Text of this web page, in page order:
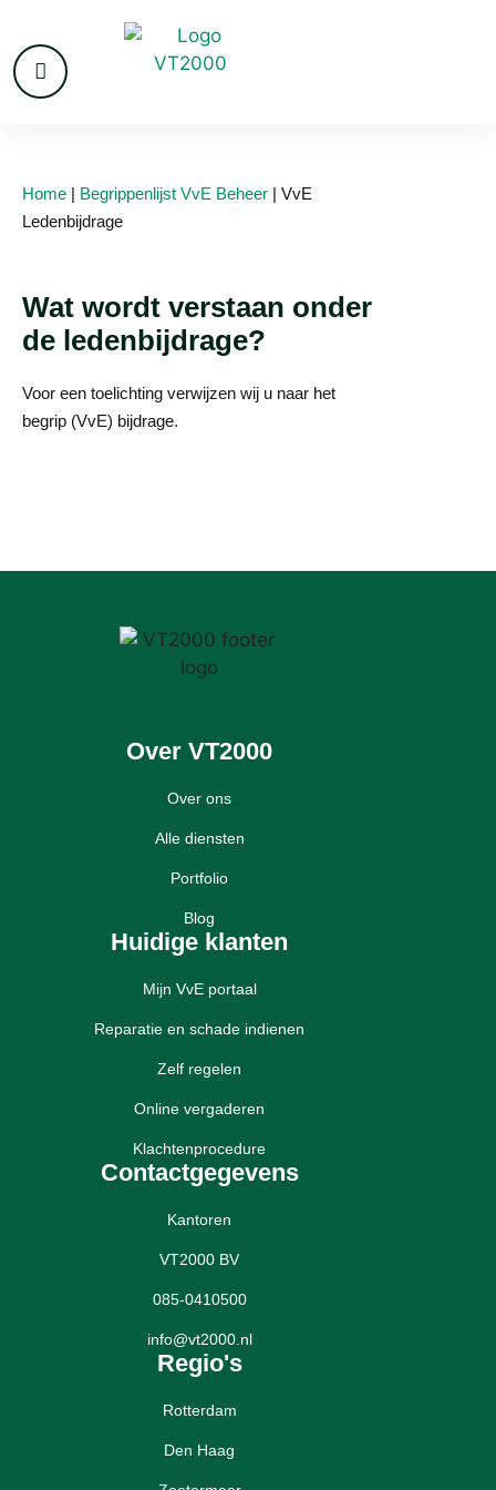
Home | Begrippenlijst VvE Beheer | VvE
Ledenbijdrage
Wat wordt verstaan onder
de ledenbijdrage?
Voor een toelichting verwijzen wij u naar het
begrip (VvE) bijdrage.
Over VT2000
Over ons
Alle diensten
Portfolio
Blog
Huidige klanten
Mijn VvE portaal
Reparatie en schade indienen
Zelf regelen
Online vergaderen
Klachtenprocedure
Contactgegevens
Kantoren
VT2000 BV
085-0410500
info@vt2000.nl
Regio's
Rotterdam
Den Haag